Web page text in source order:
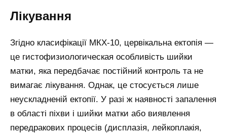
Лікування
Згідно класифікації МКХ-10, цервікальна ектопія —
це гистофизиологическая особливість шийки
матки, яка передбачає постійний контроль та не
вимагає лікування. Однак, це стосується лише
неускладненій ектопії. У разі ж наявності запалення
в області піхви і шийки матки або виявлення
передракових процесів (дисплазія, лейкоплакія,